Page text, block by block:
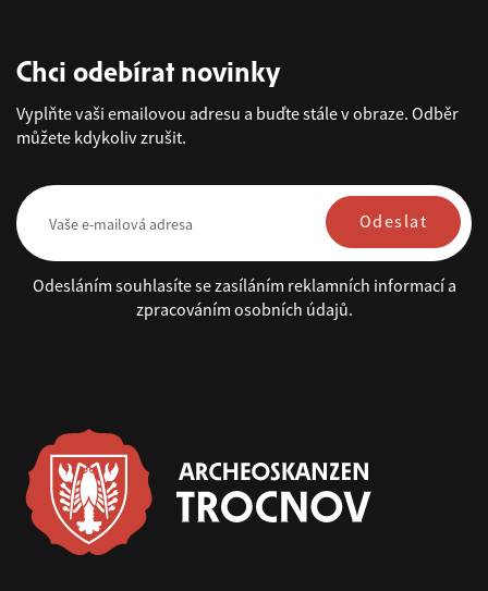
Chci odebírat novinky
Vyplňte vaši emailovou adresu a buďte stále v obraze. Odběr
můžete kdykoliv zrušit.
Odeslat
Odesláním souhlasíte se zasíláním reklamních informací a
zpracováním osobních údajů.